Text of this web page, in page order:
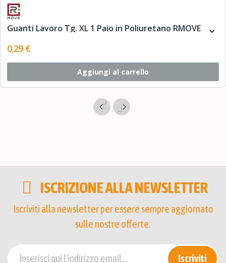
Guanti Lavoro Tg. XL 1 Paio in Poliuretano RMOVE expand_more
0,29 €
Aggiungi al carrello
ISCRIZIONE ALLA NEWSLETTER
Iscriviti alla newsletter per essere sempre aggiornato
sulle nostre offerte.
Iscriviti